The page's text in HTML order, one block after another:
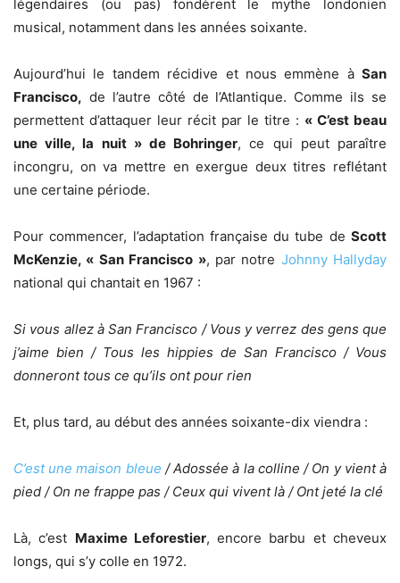
légendaires (ou pas) fondèrent le mythe londonien
musical, notamment dans les années soixante.
Aujourd’hui le tandem récidive et nous emmène à San
Francisco, de l’autre côté de l’Atlantique. Comme ils se
permettent d’attaquer leur récit par le titre : « C’est beau
une ville, la nuit » de Bohringer, ce qui peut paraître
incongru, on va mettre en exergue deux titres reflétant
une certaine période.
Pour commencer, l’adaptation française du tube de Scott
McKenzie, « San Francisco », par notre Johnny Hallyday
national qui chantait en 1967 :
Si vous allez à San Francisco / Vous y verrez des gens que
j’aime bien / Tous les hippies de San Francisco / Vous
donneront tous ce qu’ils ont pour rien
Et, plus tard, au début des années soixante-dix viendra :
C’est une maison bleue / Adossée à la colline / On y vient à
pied / On ne frappe pas / Ceux qui vivent là / Ont jeté la clé
Là, c’est Maxime Leforestier, encore barbu et cheveux
longs, qui s’y colle en 1972.